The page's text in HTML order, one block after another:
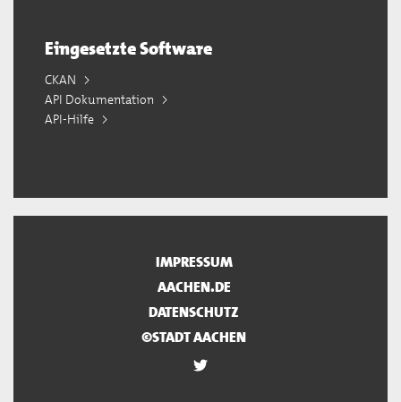
Eingesetzte Software
CKAN
API Dokumentation
API-Hilfe
IMPRESSUM
AACHEN.DE
DATENSCHUTZ
©STADT AACHEN